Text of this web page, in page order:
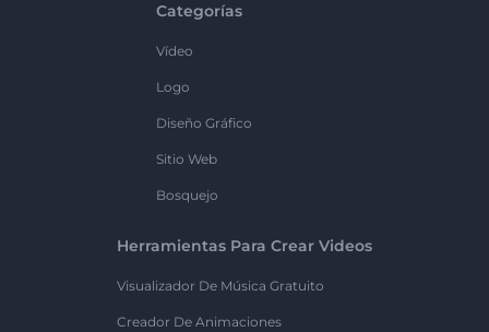
Categorías
Vídeo
Logo
Diseño Gráfico
Sitio Web
Bosquejo
Herramientas Para Crear Videos
Visualizador De Música Gratuito
Creador De Animaciones